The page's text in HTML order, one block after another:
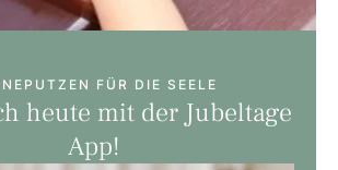
FÜR DIE SEELE
heute mit der Jubeltage
App!